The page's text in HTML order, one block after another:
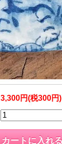
3,300円(税300円)